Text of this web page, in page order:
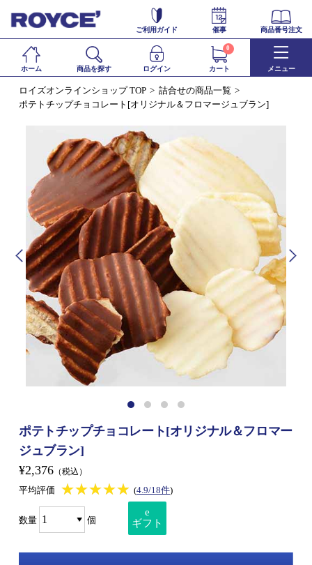
ご利用ガイド 催事 商品番号注文
ホーム 商品を探す ログイン カート
0
メニュー
ロイズオンラインショップ TOP
詰合せの商品一覧
ポテトチップチョコレート[オリジナル＆フロマージュブラン]
ポテトチップチョコレート[オリジナル＆フロマー
ジュブラン]
¥2,376 （税込）
平均評価 ★★★★★
★★★★★ (4.9/18件)
数量 個
e
ギフト